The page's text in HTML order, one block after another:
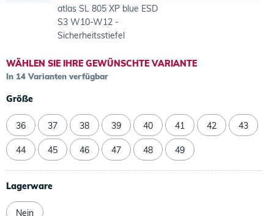
atlas SL 805 XP blue ESD
S3 W10-W12 -
Sicherheitsstiefel
WÄHLEN SIE IHRE GEWÜNSCHTE VARIANTE
In 14 Varianten verfügbar
Größe
36 37 38 39 40 41 42 43
44 45 46 47 48 49
Lagerware
Nein